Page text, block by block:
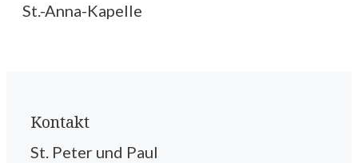
St.-Anna-Kapelle
Kontakt
St. Peter und Paul